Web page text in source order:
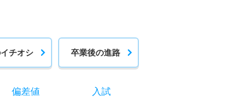
チオシ 卒業後の進路
偏差値 入試